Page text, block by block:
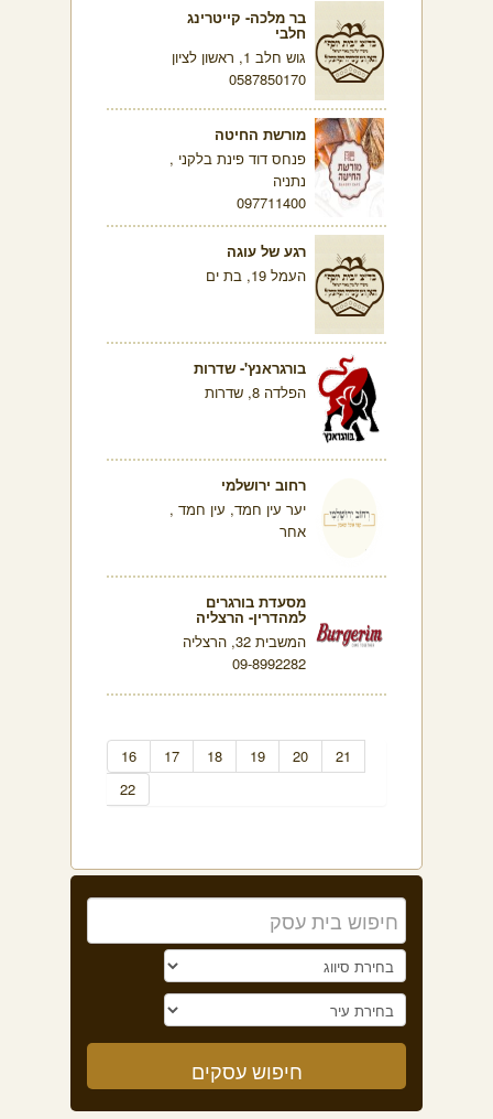
בר מלכה- קייטרינג
חלבי
גוש חלב 1, ראשון לציון
0587850170
מורשת החיטה
פנחס דוד פינת בלקני ,
נתניה
097711400
רגע של עוגה
העמל 19, בת ים
בורגראנץ'- שדרות
הפלדה 8, שדרות
רחוב ירושלמי
יער עין חמד, עין חמד ,
אחר
מסעדת בורגרים
למהדרין- הרצליה
המשבית 32, הרצליה
09-8992282
16 17 18 19 20
21
22